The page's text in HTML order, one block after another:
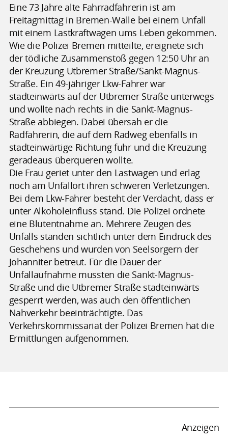
Eine 73 Jahre alte Fahrradfahrerin ist am
Freitagmittag in Bremen-Walle bei einem Unfall
mit einem Lastkraftwagen ums Leben gekommen.
Wie die Polizei Bremen mitteilte, ereignete sich
der tödliche Zusammenstoß gegen 12:50 Uhr an
der Kreuzung Utbremer Straße/Sankt-Magnus-
Straße. Ein 49-jähriger Lkw-Fahrer war
stadteinwärts auf der Utbremer Straße unterwegs
und wollte nach rechts in die Sankt-Magnus-
Straße abbiegen. Dabei übersah er die
Radfahrerin, die auf dem Radweg ebenfalls in
stadteinwärtige Richtung fuhr und die Kreuzung
geradeaus überqueren wollte.
Die Frau geriet unter den Lastwagen und erlag
noch am Unfallort ihren schweren Verletzungen.
Bei dem Lkw-Fahrer besteht der Verdacht, dass er
unter Alkoholeinfluss stand. Die Polizei ordnete
eine Blutentnahme an. Mehrere Zeugen des
Unfalls standen sichtlich unter dem Eindruck des
Geschehens und wurden von Seelsorgern der
Johanniter betreut. Für die Dauer der
Unfallaufnahme mussten die Sankt-Magnus-
Straße und die Utbremer Straße stadteinwärts
gesperrt werden, was auch den öffentlichen
Nahverkehr beeinträchtigte. Das
Verkehrskommissariat der Polizei Bremen hat die
Ermittlungen aufgenommen.
Anzeigen